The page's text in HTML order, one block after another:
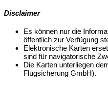
Disclaimer
Es können nur die
öffentlich zur Verfügung
Elektronische Karten
sind für navigatorische
Die Karten unterliegen
Flugsicherung GmbH).